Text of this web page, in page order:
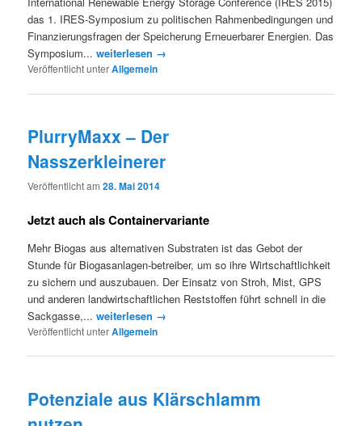
das 1. IRES-Symposium zu politischen Rahmenbedingungen und
Finanzierungsfragen der Speicherung Erneuerbarer Energien. Das
Symposium...weiterlesen →
Veröffentlicht unterAllgemein
PlurryMaxx – Der
Nasszerkleinerer
Veröffentlicht am28. Mai 2014
Jetzt auch als Containervariante
Mehr Biogas aus alternativen Substraten ist das Gebot der
Stunde für Biogasanlagen-betreiber, um so ihre Wirtschaftlichkeit
zu sichern und auszubauen. Der Einsatz von Stroh, Mist, GPS
und anderen landwirtschaftlichen Reststoffen führt schnell in die
Sackgasse,...weiterlesen →
Veröffentlicht unterAllgemein
Potenziale aus Klärschlamm